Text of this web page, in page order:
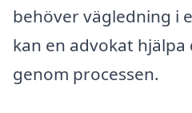
behöver vägledning i
kan en advokat
genom processen.